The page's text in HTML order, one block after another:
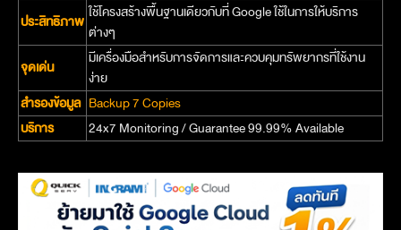
ประสิทธิภาพ ใช้โครงสร้างพื้นฐานเดียวกับที่ Google ใช้ในการให้บริการ
ต่างๆ
จุดเด่น
มีเครื่องมือสำหรับการจัดการและควบคุมทรัพยากรที่ใช้งาน
ง่าย
สำรองข้อมูล Backup 7 Copies
บริการ
24x7 Monitoring / Guarantee 99.99% Available